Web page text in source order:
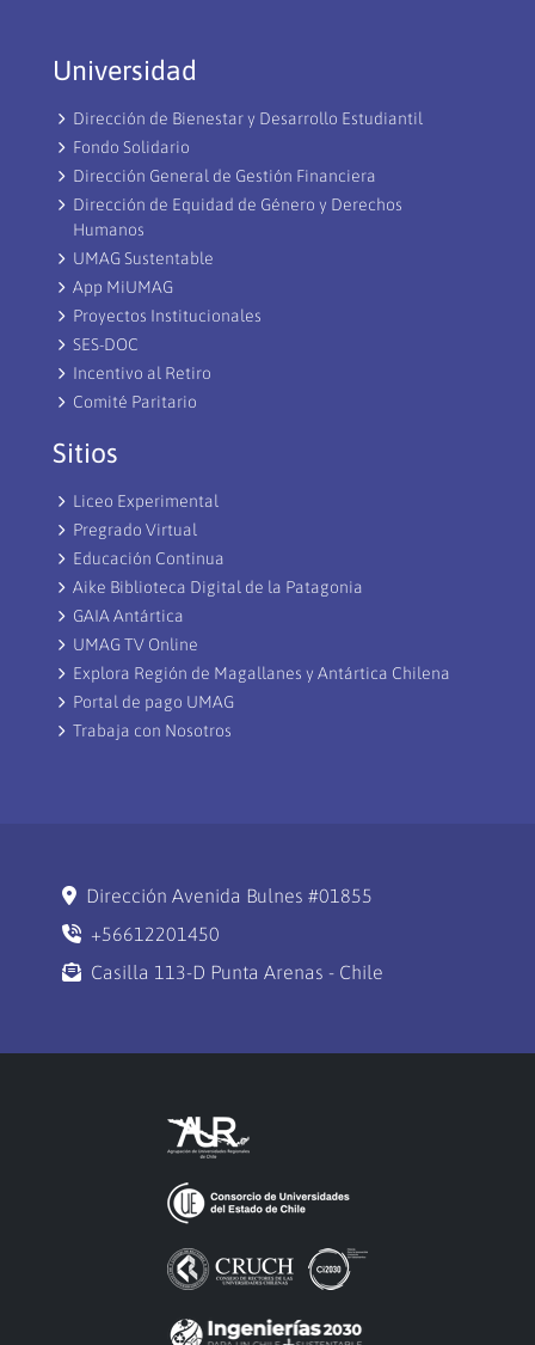
Universidad
Dirección de Bienestar y Desarrollo Estudiantil
Fondo Solidario
Dirección General de Gestión Financiera
Dirección de Equidad de Género y Derechos
Humanos
UMAG Sustentable
App MiUMAG
Proyectos Institucionales
SES-DOC
Incentivo al Retiro
Comité Paritario
Sitios
Liceo Experimental
Pregrado Virtual
Educación Continua
Aike Biblioteca Digital de la Patagonia
GAIA Antártica
UMAG TV Online
Explora Región de Magallanes y Antártica Chilena
Portal de pago UMAG
Trabaja con Nosotros
Dirección Avenida Bulnes #01855
+56612201450
Casilla 113-D Punta Arenas - Chile